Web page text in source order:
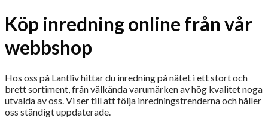
Köp inredning online från vår
webbshop
Hos oss på Lantliv hittar du inredning på nätet i ett stort och
brett sortiment, från välkända varumärken av hög kvalitet noga
utvalda av oss. Vi ser till att följa inredningstrenderna och håller
oss ständigt uppdaterade.